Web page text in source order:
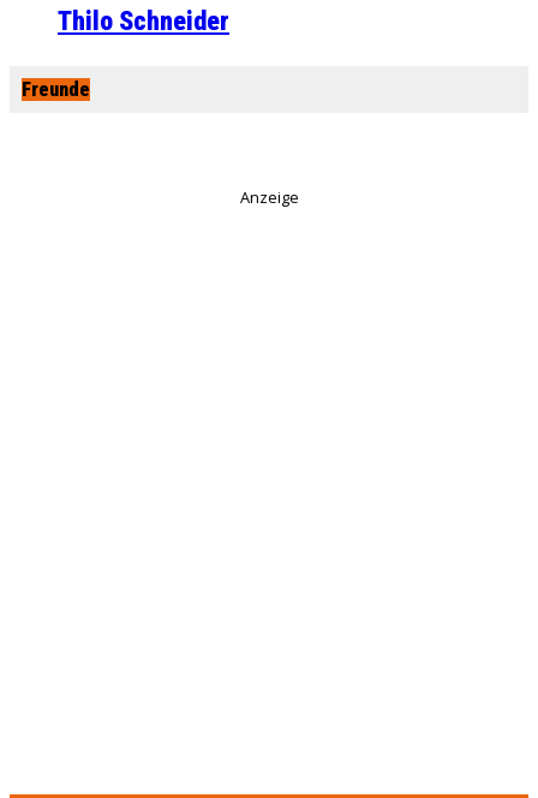
Thilo Schneider
Freunde
Anzeige